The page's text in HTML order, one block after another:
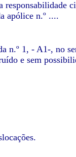
responsabilidade
apólice n.º ....
n.º 1, - A1-, no
e sem